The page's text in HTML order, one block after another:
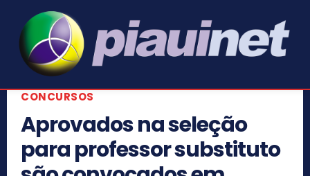
CONCURSOS
Aprovados na seleção
para professor substituto